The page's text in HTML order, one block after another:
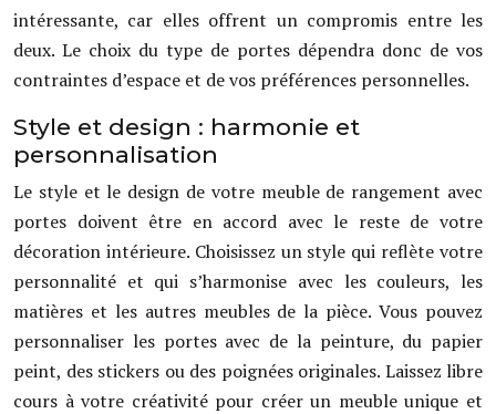
intéressante, car elles offrent un compromis entre les
deux. Le choix du type de portes dépendra donc de vos
contraintes d’espace et de vos préférences personnelles.
Style et design : harmonie et
personnalisation
Le style et le design de votre meuble de rangement avec
portes doivent être en accord avec le reste de votre
décoration intérieure. Choisissez un style qui reflète votre
personnalité et qui s’harmonise avec les couleurs, les
matières et les autres meubles de la pièce. Vous pouvez
personnaliser les portes avec de la peinture, du papier
peint, des stickers ou des poignées originales. Laissez libre
cours à votre créativité pour créer un meuble unique et